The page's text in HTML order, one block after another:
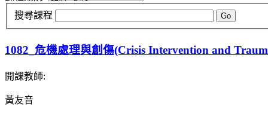
搜尋課程
Go
1082_危機處理與創傷(Crisis Intervention and
開課教師:
黃友音